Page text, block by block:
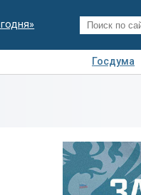
Госдума